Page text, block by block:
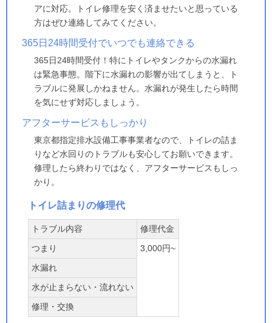
アに対応。トイレ修理を安く済ませたいと思っている
方はぜひ連絡してみてください。
365日24時間受付でいつでも連絡できる
365日24時間受付！特にトイレやタンクからの水漏れ
は緊急事態。階下に水漏れの影響が出てしまうと、ト
ラブルに発展しかねません。水漏れが発生したら時間
を気にせず対応しましょう。
アフターサービスもしっかり
東京都指定排水設備工事事業者なので、トイレの詰ま
りなど水回りのトラブルも安心してお願いできます。
修理したら終わりではなく、アフターサービスもしっ
かり。
トイレ詰まりの修理代
トラブル内容
修理代金
つまり
3,000円~
水漏れ
水が止まらない・流れない
修理・交換